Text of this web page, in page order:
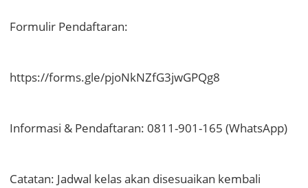
Formulir Pendaftaran:
https://forms.gle/pjoNkNZfG3jwGPQg8
Informasi & Pendaftaran: 0811-901-165 (WhatsApp)
Catatan: Jadwal kelas akan disesuaikan kembali